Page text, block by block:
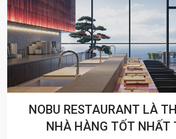
Ở ĐÀ NẴNG, SỐNG NOBU,
HOLLYWOOD